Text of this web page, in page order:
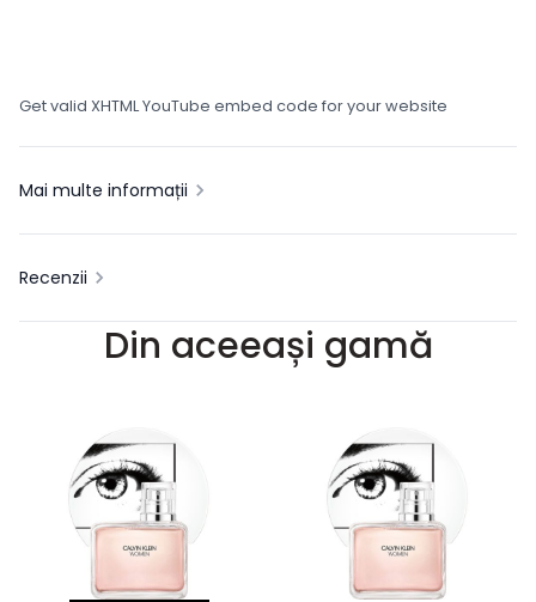
Get valid XHTML YouTube embed code for your website
Mai multe informații
Recenzii
Din aceeași gamă